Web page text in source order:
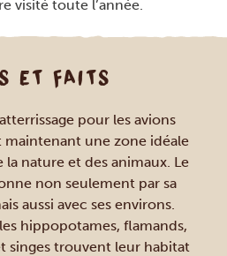
visité toute l’année.
ET FAITS
pour les avions
maintenant une zone idéale
nature et des animaux. Le
non seulement par sa
aussi avec ses environs.
hippopotames, flamands,
singes trouvent leur habitat